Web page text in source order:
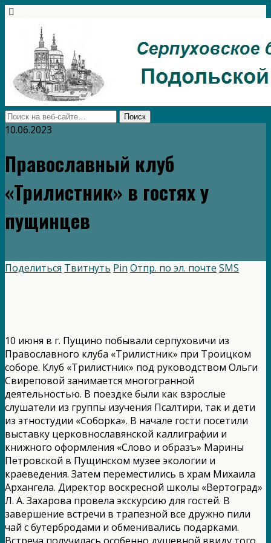
10.06.2023
Православный клуб
«Трилистник» в гостях у
пущинцев
Поделиться Твитнуть Pin Отпр. по эл. почте SMS
10 июня в г. Пущино побывали серпуховичи из
Православного клуба «Трилистник» при Троицком
соборе. Клуб «Трилистник» под руководством Ольги
Свиреповой занимается многогранной
деятельностью. В поездке были как взрослые
слушатели из группы изучения Псалтири, так и дети
из этностудии «Соборка». В начале гости посетили
выставку церковнославянской каллиграфии и
книжного оформления «Слово и образъ» Марины
Петровской в Пущинском музее экологии и
краеведения. Затем переместились в храм Михаила
Архангела. Директор воскресной школы «Вертоград»
Л. А. Захарова провела экскурсию для гостей. В
завершение встречи в трапезной все дружно пили
чай с бутербродами и обменивались подарками.